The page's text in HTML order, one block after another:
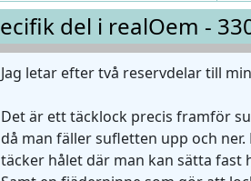
del i realOem -
Jag letar efter två reservdelar till
Det är ett täcklock precis framför
då man fäller sufletten upp och
täcker hålet där man kan sätta